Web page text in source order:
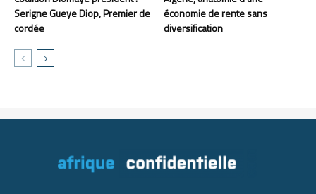
Serigne Gueye Diop, Premier de
cordée
économie de rente sans
diversification